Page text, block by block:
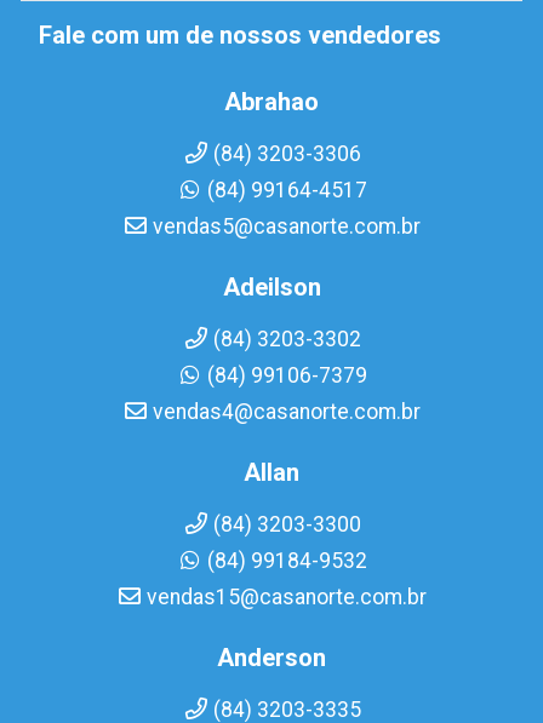
Fale com um de nossos vendedores
Abrahao
(84) 3203-3306
(84) 99164-4517
vendas5@casanorte.com.br
Adeilson
(84) 3203-3302
(84) 99106-7379
vendas4@casanorte.com.br
Allan
(84) 3203-3300
(84) 99184-9532
vendas15@casanorte.com.br
Anderson
(84) 3203-3335